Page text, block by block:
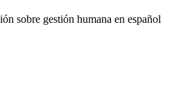
sobre gestión humana en español